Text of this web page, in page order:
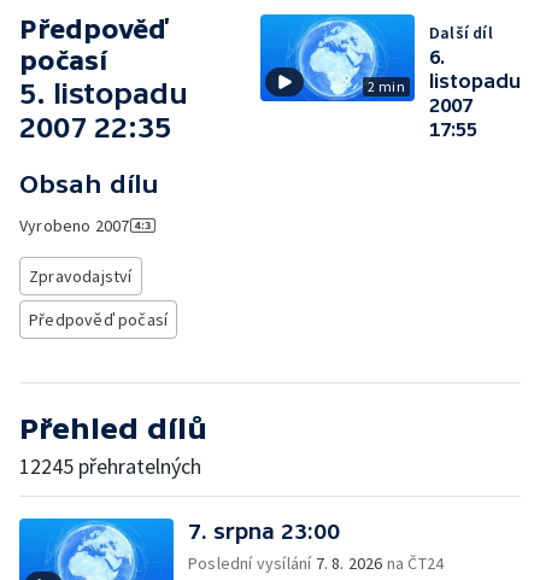
Předpověď
počasí
5. listopadu
2007 22:35
Obsah dílu
Vyrobeno 2007
Zpravodajství
Předpověď počasí
2 min
Další díl
6.
listopadu
2007
17:55
Přehled dílů
12245 přehratelných
7. srpna 23:00
Poslední vysílání 7. 8. 2026 na ČT24